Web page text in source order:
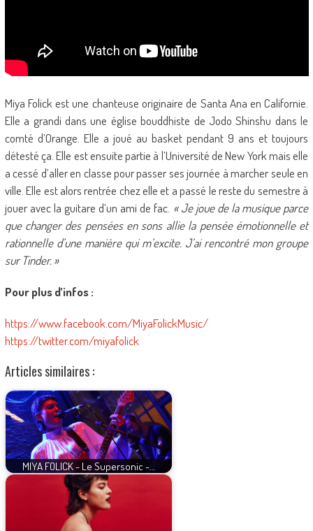
Miya Folick est une chanteuse originaire de Santa Ana en Californie.
Elle a grandi dans une église bouddhiste de Jodo Shinshu dans le
comté d’Orange. Elle a joué au basket pendant 9 ans et toujours
détesté ça. Elle est ensuite partie à l’Université de New York mais elle
a cessé d’aller en classe pour passer ses journée à marcher seule en
ville. Elle est alors rentrée chez elle et a passé le reste du semestre à
jouer avec la guitare d’un ami de fac. « Je joue de la musique parce
que changer des pensées en sons allie la pensée émotionnelle et
rationnelle d’une manière qui m’excite. J’ai rencontré mon groupe
sur Tinder. »
Pour plus d’infos :
https://www.facebook.com/MiyaFolickMusic/
https://twitter.com/miyafolick
Articles similaires :
MIYA FOLICK - Le Supersonic -…